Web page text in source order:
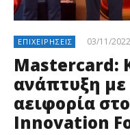
ΕΠΙΧΕΙΡΉΣΕΙΣ 03/11/2022
Mastercard:
ανάπτυξη
αειφορία
Innovation